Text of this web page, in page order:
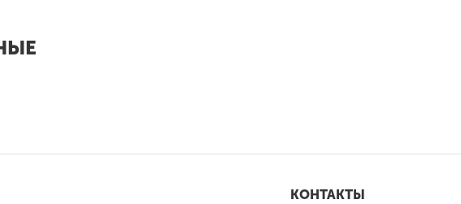
КОНТАКТЫ